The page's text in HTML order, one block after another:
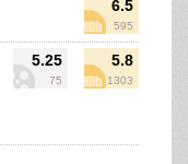
6.5
595
5.25
75
5.8
1303